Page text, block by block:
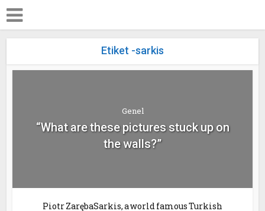
Etiket -sarkis
Genel
“What are these pictures stuck up on
the walls?”
Piotr ZarębaSarkis, a world famous Turkish